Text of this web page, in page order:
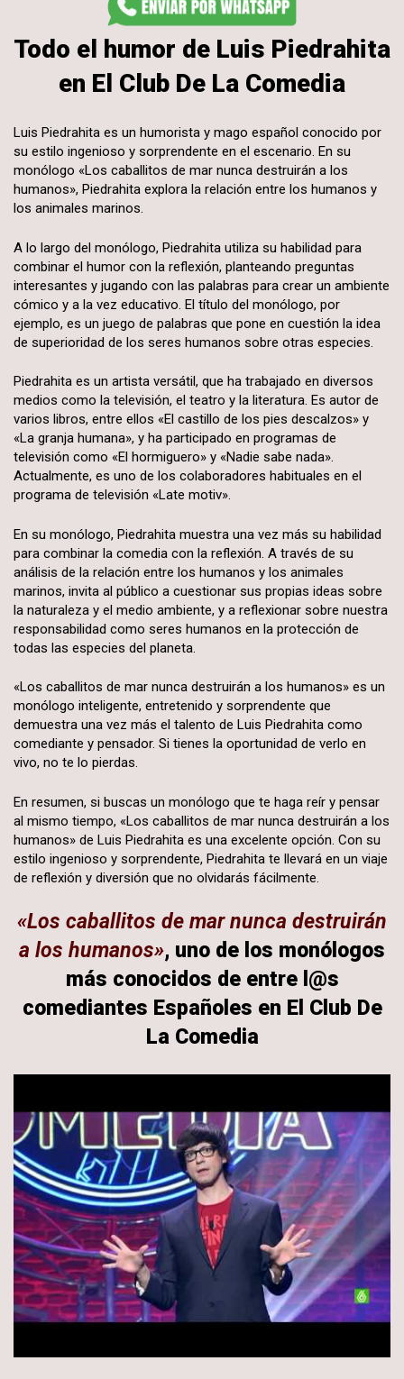
Todo el humor de Luis Piedrahita
en El Club De La Comedia
Luis Piedrahita es un humorista y mago español conocido por
su estilo ingenioso y sorprendente en el escenario. En su
monólogo «Los caballitos de mar nunca destruirán a los
humanos», Piedrahita explora la relación entre los humanos y
los animales marinos.
A lo largo del monólogo, Piedrahita utiliza su habilidad para
combinar el humor con la reflexión, planteando preguntas
interesantes y jugando con las palabras para crear un ambiente
cómico y a la vez educativo. El título del monólogo, por
ejemplo, es un juego de palabras que pone en cuestión la idea
de superioridad de los seres humanos sobre otras especies.
Piedrahita es un artista versátil, que ha trabajado en diversos
medios como la televisión, el teatro y la literatura. Es autor de
varios libros, entre ellos «El castillo de los pies descalzos» y
«La granja humana», y ha participado en programas de
televisión como «El hormiguero» y «Nadie sabe nada».
Actualmente, es uno de los colaboradores habituales en el
programa de televisión «Late motiv».
En su monólogo, Piedrahita muestra una vez más su habilidad
para combinar la comedia con la reflexión. A través de su
análisis de la relación entre los humanos y los animales
marinos, invita al público a cuestionar sus propias ideas sobre
la naturaleza y el medio ambiente, y a reflexionar sobre nuestra
responsabilidad como seres humanos en la protección de
todas las especies del planeta.
«Los caballitos de mar nunca destruirán a los humanos» es un
monólogo inteligente, entretenido y sorprendente que
demuestra una vez más el talento de Luis Piedrahita como
comediante y pensador. Si tienes la oportunidad de verlo en
vivo, no te lo pierdas.
En resumen, si buscas un monólogo que te haga reír y pensar
al mismo tiempo, «Los caballitos de mar nunca destruirán a los
humanos» de Luis Piedrahita es una excelente opción. Con su
estilo ingenioso y sorprendente, Piedrahita te llevará en un viaje
de reflexión y diversión que no olvidarás fácilmente.
«Los caballitos de mar nunca destruirán
a los humanos», uno de los monólogos
más conocidos de entre l@s
comediantes Españoles en El Club De
La Comedia